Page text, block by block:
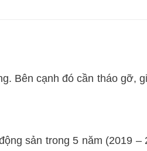
Bên cạnh đó cần tháo gỡ,
sản trong 5 năm (2019 –